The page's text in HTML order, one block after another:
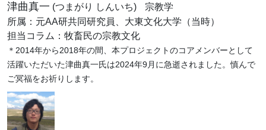
津曲真一 (つまがり しんいち)
宗教学
所属：元AA研共同研究員、大東文化大学（当時）
担当コラム：牧畜民の宗教文化
＊2014年から2018年の間、本プロジェクトのコアメンバーとして
活躍いただいた津曲真一氏は2024年9月に急逝されました。慎んで
ご冥福をお祈りします。